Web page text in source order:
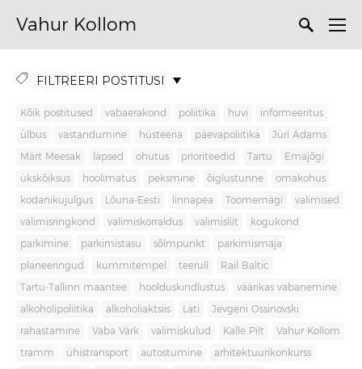
Vahur Kollom
FILTREERI POSTITUSI
Kõik postitused vabaerakond poliitika huvi informeeritus
ülbus vastandumine hüsteeria päevapoliitika Jüri Adams
Märt Meesak lapsed ohutus prioriteedid Tartu Emajõgi
ükskõiksus hoolimatus peksmine õiglustunne omakohus
kodanikujulgus Lõuna-Eesti linnapea Toomemägi valimised
valimisringkond valimiskorraldus valimisliit kogukond
parkimine parkimistasu sõlmpunkt parkimismaja
planeeringud kummitempel teerull Rail Baltic
Tartu-Tallinn maantee hoolduskindlustus väärikas vabanemine
alkoholipoliitika alkoholiaktsiis Läti Jevgeni Ossinovski
rahastamine Vaba Värk valimiskulud Kalle Pilt Vahur Kollom
tramm ühistransport autostumine arhitektuurikonkurss